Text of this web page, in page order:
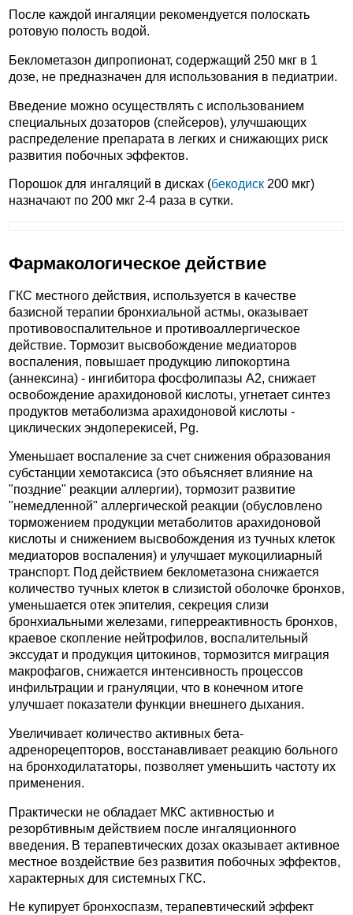
После каждой ингаляции рекомендуется полоскать
ротовую полость водой.
Беклометазон дипропионат, содержащий 250 мкг в 1
дозе, не предназначен для использования в педиатрии.
Введение можно осуществлять с использованием
специальных дозаторов (спейсеров), улучшающих
распределение препарата в легких и снижающих риск
развития побочных эффектов.
Порошок для ингаляций в дисках (бекодиск 200 мкг)
назначают по 200 мкг 2-4 раза в сутки.
Фармакологическое действие
ГКС местного действия, используется в качестве
базисной терапии бронхиальной астмы, оказывает
противовоспалительное и противоаллергическое
действие. Тормозит высвобождение медиаторов
воспаления, повышает продукцию липокортина
(аннексина) - ингибитора фосфолипазы А2, снижает
освобождение арахидоновой кислоты, угнетает синтез
продуктов метаболизма арахидоновой кислоты -
циклических эндоперекисей, Pg.
Уменьшает воспаление за счет снижения образования
субстанции хемотаксиса (это объясняет влияние на
"поздние" реакции аллергии), тормозит развитие
"немедленной" аллергической реакции (обусловлено
торможением продукции метаболитов арахидоновой
кислоты и снижением высвобождения из тучных клеток
медиаторов воспаления) и улучшает мукоцилиарный
транспорт. Под действием беклометазона снижается
количество тучных клеток в слизистой оболочке бронхов,
уменьшается отек эпителия, секреция слизи
бронхиальными железами, гиперреактивность бронхов,
краевое скопление нейтрофилов, воспалительный
экссудат и продукция цитокинов, тормозится миграция
макрофагов, снижается интенсивность процессов
инфильтрации и грануляции, что в конечном итоге
улучшает показатели функции внешнего дыхания.
Увеличивает количество активных бета-
адренорецепторов, восстанавливает реакцию больного
на бронходилататоры, позволяет уменьшить частоту их
применения.
Практически не обладает МКС активностью и
резорбтивным действием после ингаляционного
введения. В терапевтических дозах оказывает активное
местное воздействие без развития побочных эффектов,
характерных для системных ГКС.
Не купирует бронхоспазм, терапевтический эффект